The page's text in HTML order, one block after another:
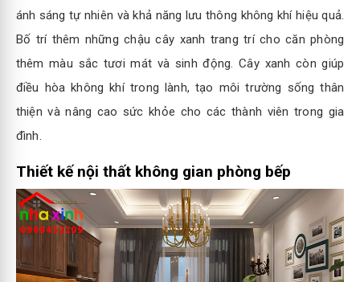
ánh sáng tự nhiên và khả năng lưu thông không khí hiệu quả.
Bố trí thêm những chậu cây xanh trang trí cho căn phòng
thêm màu sắc tươi mát và sinh động. Cây xanh còn giúp
điều hòa không khí trong lành, tạo môi trường sống thân
thiện và nâng cao sức khỏe cho các thành viên trong gia
đình.
Thiết kế nội thất không gian phòng bếp